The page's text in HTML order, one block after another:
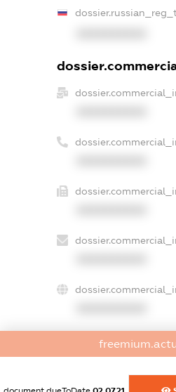
XXXXXXXXXX